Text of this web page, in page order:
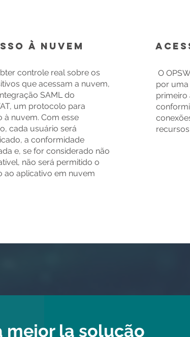
à nuvem
controle real sobre os
que acessam a nuvem,
SAML do
um protocolo para
à nuvem. Com esse
cada usuário será
a conformidade
e, se for considerado não
não será permitido o
ao aplicativo em nuvem
O
por
primeiro
mejor la solução